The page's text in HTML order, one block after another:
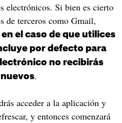
electrónicos. Si bien es cierto
de terceros como Gmail,
en el caso de que utilices
por defecto para
no recibirás
.
acceder a la aplicación y
y entonces comenzará